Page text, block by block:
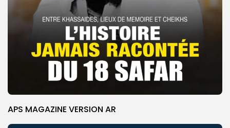
APS MAGAZINE VERSION AR